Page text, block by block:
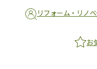
リフォーム・リノ
お